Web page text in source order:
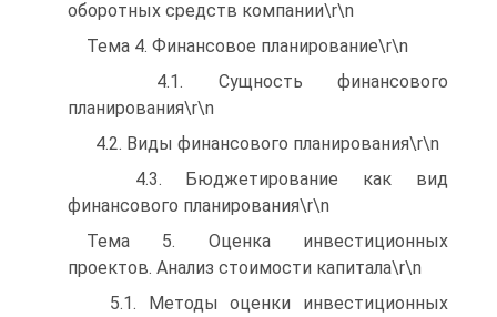
оборотных средств компании\r\n
Тема 4. Финансовое планирование\r\n
4.1. Сущность финансового
планирования\r\n
4.2. Виды финансового планирования\r\n
4.3. Бюджетирование как вид
финансового планирования\r\n
Тема 5. Оценка инвестиционных
проектов. Анализ стоимости капитала\r\n
5.1. Методы оценки инвестиционных